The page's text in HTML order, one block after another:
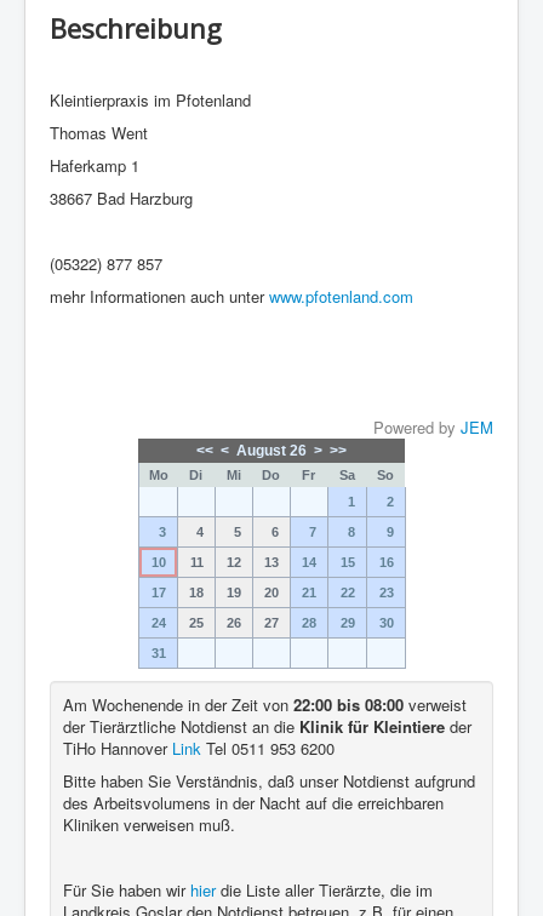
Beschreibung
Kleintierpraxis im Pfotenland
Thomas Went
Haferkamp 1
38667 Bad Harzburg
(05322) 877 857
mehr Informationen auch unterwww.pfotenland.com
Powered by JEM
<< < August 26 > >>
Mo Di Mi Do Fr Sa
So
1
2
3 4 5 6 7 8 9
10 11 12 13 14 15 16
17 18 19 20 21 22 23
24 25 26 27 28 29 30
31
Am Wochenende in der Zeit von 22:00 bis 08:00 verweist
der Tierärztliche Notdienst an die Klinik für Kleintiere der
TiHo Hannover Link Tel 0511 953 6200
Bitte haben Sie Verständnis, daß unser Notdienst aufgrund
des Arbeitsvolumens in der Nacht auf die erreichbaren
Kliniken verweisen muß.
Für Sie haben wir hierdie Liste aller Tierärzte, die im